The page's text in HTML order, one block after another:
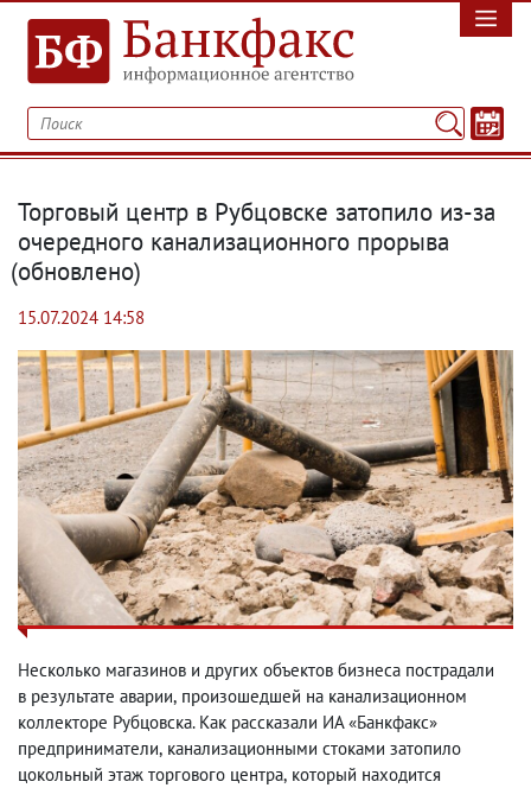
Торговый центр в Рубцовске затопило из-за
очередного канализационного прорыва
(обновлено)
15.07.2024 14:58
Несколько магазинов и других объектов бизнеса пострадали
в результате аварии, произошедшей на канализационном
коллекторе Рубцовска. Как рассказали ИА «Банкфакс»
предприниматели, канализационными стоками затопило
цокольный этаж торгового центра, который находится